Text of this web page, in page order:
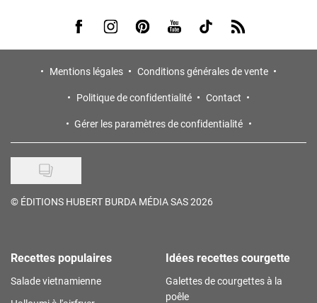
Visit us on Facebook
Visit us on Instagram
Visit us on Pinterest
Visit us on Youtube
Visit us on Tiktok
Visit us on Rss
Mentions légales
Conditions générales de vente
Politique de confidentialité
Contact
Gérer les paramètres de confidentialité
© ÉDITIONS HUBERT BURDA MÉDIA SAS 2026
Recettes populaires
Salade vietnamienne
Idées recettes courgette
Galettes de courgettes à la
poêle